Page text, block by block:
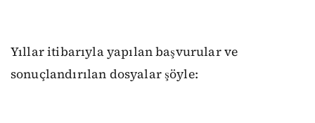
Yıllar itibarıyla yapılan başvurular ve
sonuçlandırılan dosyalar şöyle: